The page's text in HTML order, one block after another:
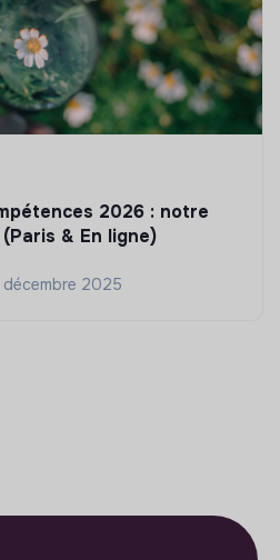
2026 : notre
& En ligne)
décembre 2025